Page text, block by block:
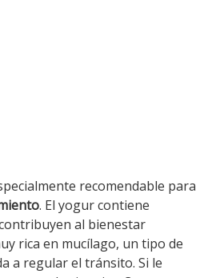
recomendable para
. El yogur contiene
al bienestar
rica en mucílago, un tipo de
a regular el tránsito. Si le